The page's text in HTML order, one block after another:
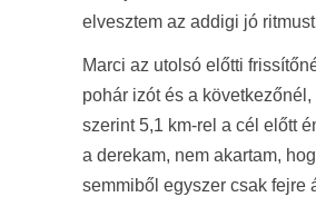
elvesztem az addigi jó
Marci az utolsó előtti
pohár izót és a
szerint 5,1 km-rel a cél előtt
a derekam, nem akartam,
semmiből egyszer csak fejre